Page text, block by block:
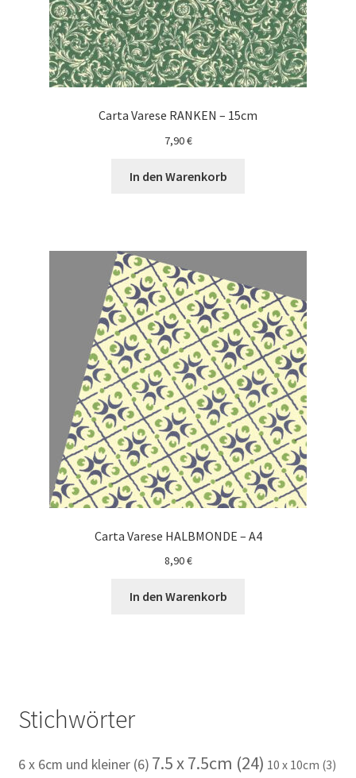
Carta Varese RANKEN – 15cm
7,90€
In den Warenkorb
Carta Varese HALBMONDE – A4
8,90€
In den Warenkorb
Stichwörter
6 x 6cm und kleiner(6) 7.5 x 7.5cm (24) 10 x 10cm (3)